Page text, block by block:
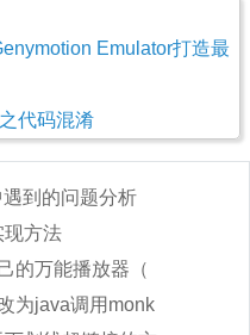
Emulator打造最
代码混淆
到的问题分析
现方法
的万能播放器（
为java调用monk